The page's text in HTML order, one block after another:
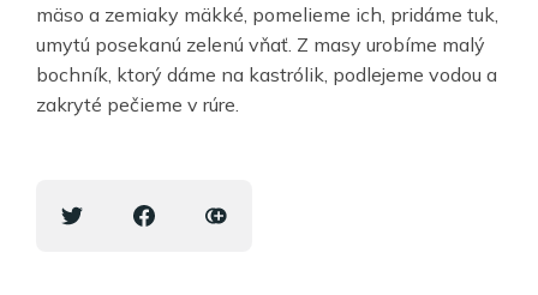
mäso a zemiaky mäkké, pomelieme ich, pridáme tuk,
umytú posekanú zelenú vňať. Z masy urobíme malý
bochník, ktorý dáme na kastrólik, podlejeme vodou a
zakryté pečieme v rúre.